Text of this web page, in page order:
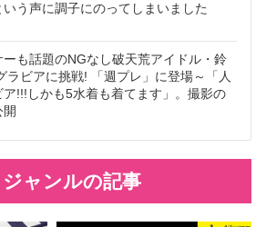
いう声に調子にのってしまいました
ーも話題のNGなし破天荒アイドル・鈴
ラビアに挑戦! 「週プレ」に登場～「人
!!!しかも5水着も着てます」。撮影の
ジャンルの記事